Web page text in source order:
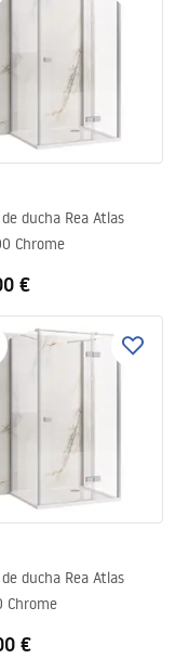
de ducha Rea Atlas
Chrome
€
de ducha Rea Atlas
Chrome
€